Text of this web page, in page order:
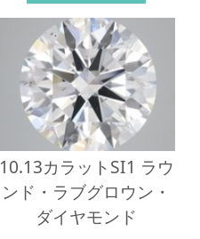
10.13カラットSI1 ラウ
ンド・ラブグロウン・
ダイヤモンド